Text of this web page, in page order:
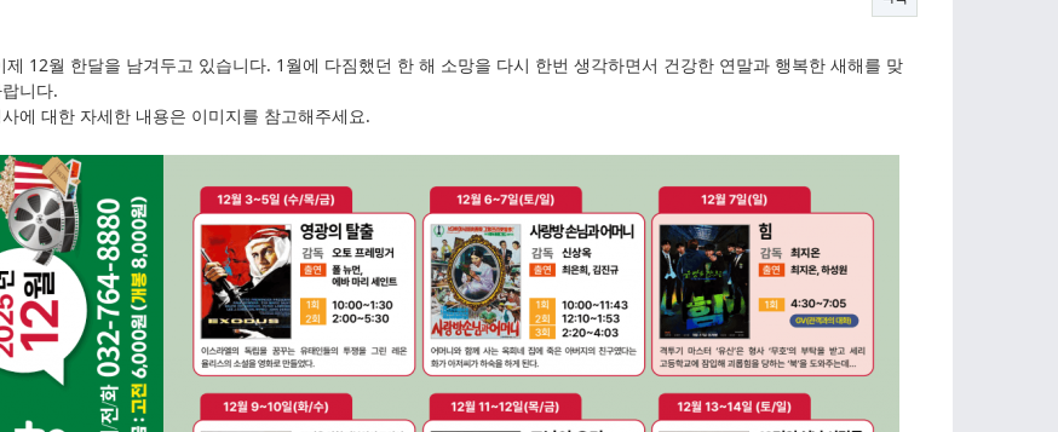
제 12월 한달을 남겨두고 있습니다. 1월에 다짐했던 한 해 소망을 다시 한번 생각하면서 건강한 연말과 행복한 새해를 맞
니다.
에 대한 자세한 내용은 이미지를 참고해주세요.